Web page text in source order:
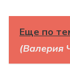
Еще по
(Валерия